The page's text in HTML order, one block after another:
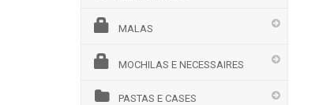
MALAS
MOCHILAS E NECESSAIRES
PASTAS E CASES